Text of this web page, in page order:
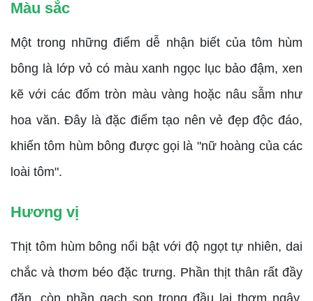
Màu sắc
Một trong những điểm dễ nhận biết của tôm hùm
bông là lớp vỏ có màu xanh ngọc lục bảo đậm, xen
kẽ với các đốm tròn màu vàng hoặc nâu sẫm như
hoa văn. Đây là đặc điểm tạo nên vẻ đẹp độc đáo,
khiến tôm hùm bông được gọi là "nữ hoàng của các
loài tôm".
Hương vị
Thịt tôm hùm bông nổi bật với độ ngọt tự nhiên, dai
chắc và thơm béo đặc trưng. Phần thịt thân rất đầy